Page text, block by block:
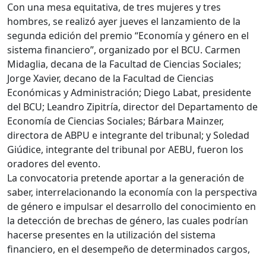
Con una mesa equitativa, de tres mujeres y tres
hombres, se realizó ayer jueves el lanzamiento de la
segunda edición del premio “Economía y género en el
sistema financiero”, organizado por el BCU. Carmen
Midaglia, decana de la Facultad de Ciencias Sociales;
Jorge Xavier, decano de la Facultad de Ciencias
Económicas y Administración; Diego Labat, presidente
del BCU; Leandro Zipitría, director del Departamento de
Economía de Ciencias Sociales; Bárbara Mainzer,
directora de ABPU e integrante del tribunal; y Soledad
Giúdice, integrante del tribunal por AEBU, fueron los
oradores del evento.
La convocatoria pretende aportar a la generación de
saber, interrelacionando la economía con la perspectiva
de género e impulsar el desarrollo del conocimiento en
la detección de brechas de género, las cuales podrían
hacerse presentes en la utilización del sistema
financiero, en el desempeño de determinados cargos,